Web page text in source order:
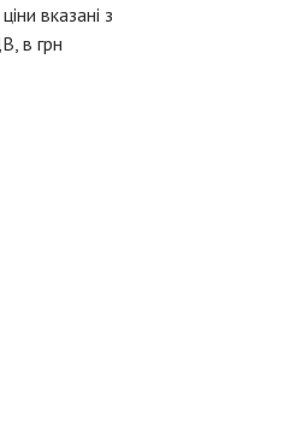
ціни вказані з
в грн